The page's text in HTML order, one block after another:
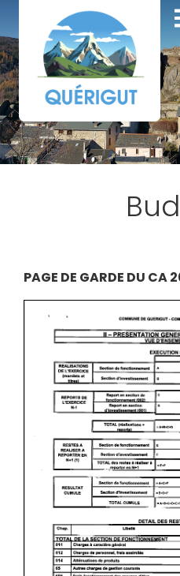
Panneau de gestion des
PAGE DE GARDE DU CA